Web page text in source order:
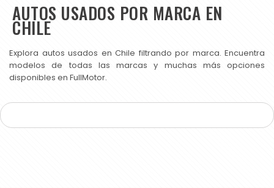
AUTOS USADOS POR MARCA EN
CHILE
Explora autos usados en Chile filtrando por marca. Encuentra
modelos de todas las marcas y muchas más opciones
disponibles en FullMotor.